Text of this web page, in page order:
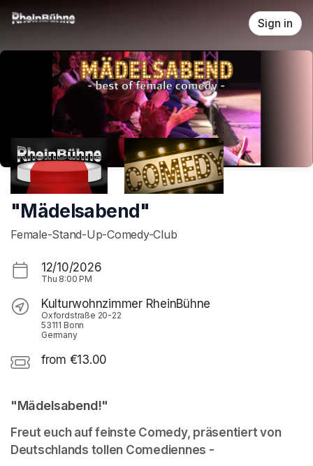
Skip header
Sign in
"Mädelsabend"
Female-Stand-Up-Comedy-Club
12/10/2026
Thu 8:00 PM
Kulturwohnzimmer RheinBühne
Oxfordstraße 20-22
53111 Bonn
Germany
from €13.00
"Mädelsabend!"
Freut euch auf feinste Comedy, präsentiert von
Deutschlands tollen Comediennes -